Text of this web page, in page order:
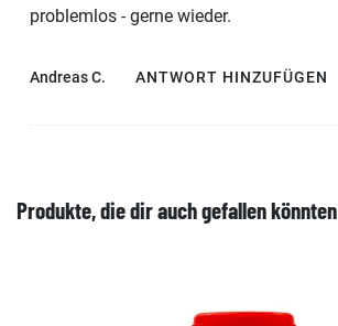
problemlos - gerne wieder.
Andreas C. ANTWORT HINZUFÜGEN
Produkte, die dir auch gefallen könnten